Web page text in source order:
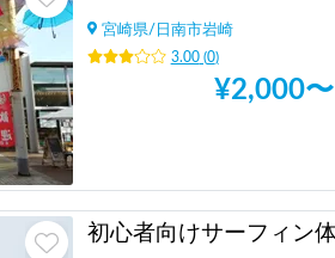
宮崎県/ 日南市岩崎
3.00(0)
¥2,000〜